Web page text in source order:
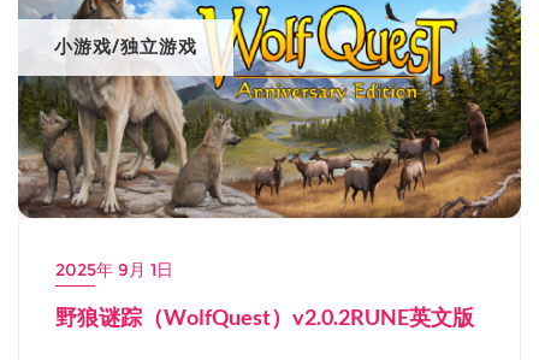
小游戏/独立游戏
2025年 9月 1日
野狼谜踪（WolfQuest）v2.0.2RUNE英文版